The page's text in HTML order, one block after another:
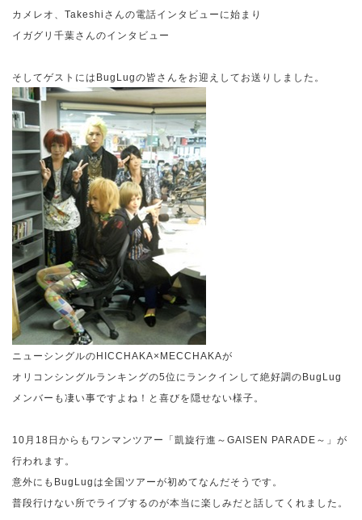
カメレオ、 Takeshi さんの電話インタビューに始まり
イガグリ千葉さんのインタビュー
そしてゲストには BugLugの皆さんをお迎えしてお送りしました。
ニューシングルのHICCHAKA× MECCHAKAが
オリコンシングルランキングの5位にランクインして絶好調のBugLug
メンバーも凄い事ですよね！と喜びを隠せない様子。
10 月 18 日からもワンマンツアー「凱旋行進～ GAISEN PARADE ～」が
行われます。
意外にも BugLugは全国ツアーが初めてなんだそうです。
普段行けない所でライブするのが本当に楽しみだと話してくれました。